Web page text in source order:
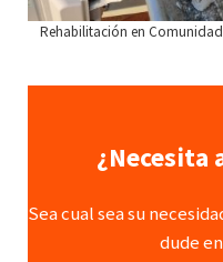
Rehabilitación en
¿Necesita
Sea cual sea su
dude